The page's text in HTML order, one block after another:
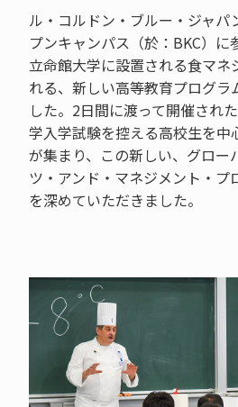
ル・コルドン・ブルー・ジャパ
プンキャンパス（於：BKC）に
立命館大学に設置される食マネ
れる、新しい高等教育プログラ
した。2日間に渡って開催され
学入学試験を控える高校生を中
が集まり、この新しい、グロー
ツ・アンド・マネジメント・プ
を深めていただきました。